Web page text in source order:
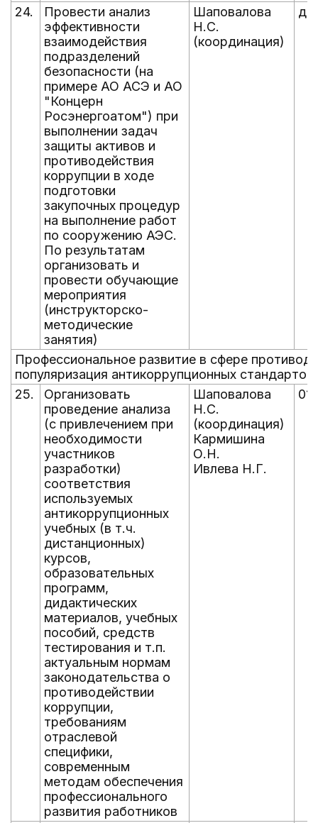
24.
Провести анализ
эффективности
взаимодействия
подразделений
безопасности (на
примере АО АСЭ и АО
"Концерн
Росэнергоатом") при
выполнении задач
защиты активов и
противодействия
коррупции в ходе
подготовки
закупочных процедур
на выполнение работ
по сооружению АЭС.
По результатам
организовать и
провести обучающие
мероприятия
(инструкторско-
методические
занятия)
Шаповалова
Н.С.
(координация)
до
Профессиональное развитие в сфере
популяризация антикоррупционных стандартов
25.
Организовать
проведение анализа
(с привлечением при
необходимости
участников
разработки)
соответствия
используемых
антикоррупционных
учебных (в т.ч.
дистанционных)
курсов,
образовательных
программ,
дидактических
материалов, учебных
пособий, средств
тестирования и т.п.
актуальным нормам
законодательства о
противодействии
коррупции,
требованиям
отраслевой
специфики,
современным
методам обеспечения
профессионального
развития работников
Шаповалова
Н.С.
(координация)
Кармишина
О.Н.
Ивлева Н.Г.